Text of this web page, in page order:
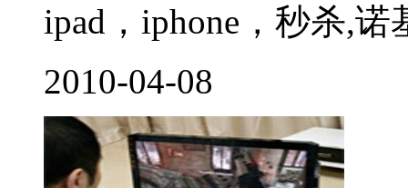
ipad，iphone，秒杀,诺
2010-04-08